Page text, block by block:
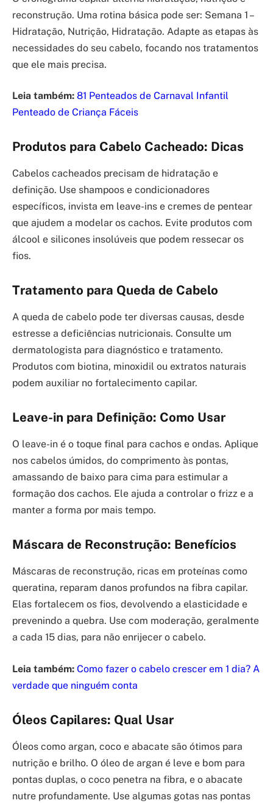
reconstrução. Uma rotina básica pode ser: Semana 1 –
Hidratação, Nutrição, Hidratação. Adapte as etapas às
necessidades do seu cabelo, focando nos tratamentos
que ele mais precisa.
Leia também: 81 Penteados de Carnaval Infantil
Penteado de Criança Fáceis
Produtos para Cabelo Cacheado: Dicas
Cabelos cacheados precisam de hidratação e
definição. Use shampoos e condicionadores
específicos, invista em leave-ins e cremes de pentear
que ajudem a modelar os cachos. Evite produtos com
álcool e silicones insolúveis que podem ressecar os
fios.
Tratamento para Queda de Cabelo
A queda de cabelo pode ter diversas causas, desde
estresse a deficiências nutricionais. Consulte um
dermatologista para diagnóstico e tratamento.
Produtos com biotina, minoxidil ou extratos naturais
podem auxiliar no fortalecimento capilar.
Leave-in para Definição: Como Usar
O leave-in é o toque final para cachos e ondas. Aplique
nos cabelos úmidos, do comprimento às pontas,
amassando de baixo para cima para estimular a
formação dos cachos. Ele ajuda a controlar o frizz e a
manter a forma por mais tempo.
Máscara de Reconstrução: Benefícios
Máscaras de reconstrução, ricas em proteínas como
queratina, reparam danos profundos na fibra capilar.
Elas fortalecem os fios, devolvendo a elasticidade e
prevenindo a quebra. Use com moderação, geralmente
a cada 15 dias, para não enrijecer o cabelo.
Leia também: Como fazer o cabelo crescer em 1 dia? A
verdade que ninguém conta
Óleos Capilares: Qual Usar
Óleos como argan, coco e abacate são ótimos para
nutrição e brilho. O óleo de argan é leve e bom para
pontas duplas, o coco penetra na fibra, e o abacate
nutre profundamente. Use algumas gotas nas pontas